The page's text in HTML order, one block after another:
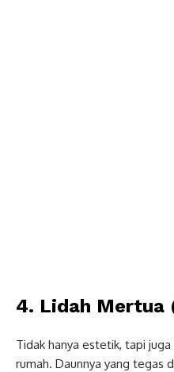
4. Lidah Mertua
Tidak hanya estetik, tapi
rumah. Daunnya yang tegas